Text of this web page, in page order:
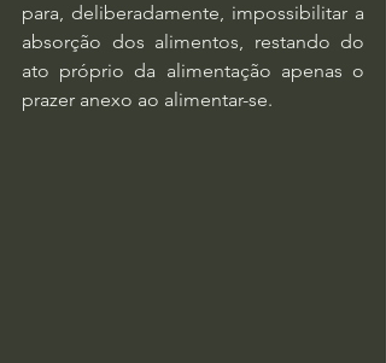
para, deliberadamente, impossibilitar a
absorção dos alimentos, restando do
ato próprio da alimentação apenas o
prazer anexo ao alimentar-se.